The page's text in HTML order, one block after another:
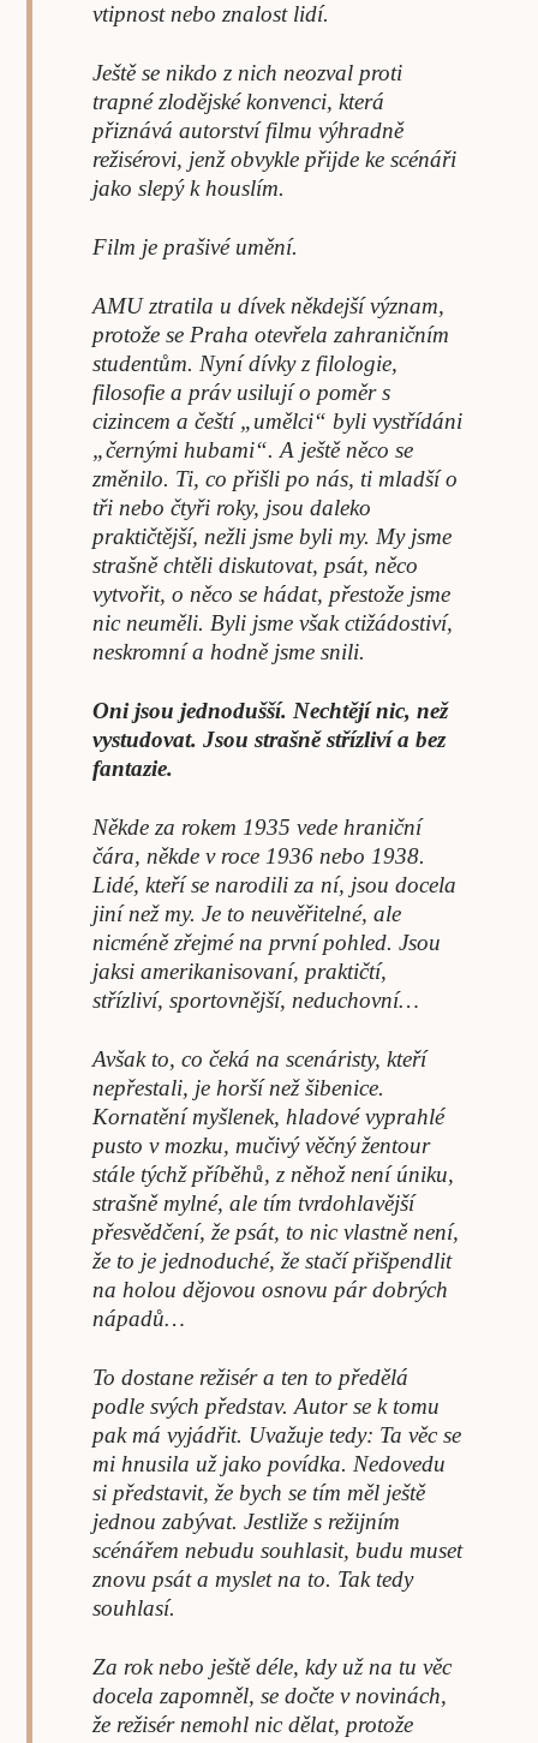
vtipnost nebo znalost lidí.
Ještě se nikdo z nich neozval proti
trapné zlodějské konvenci, která
přiznává autorství filmu výhradně
režisérovi, jenž obvykle přijde ke scénáři
jako slepý k houslím.
Film je prašivé umění.
AMU ztratila u dívek někdejší význam,
protože se Praha otevřela zahraničním
studentům. Nyní dívky z filologie,
filosofie a práv usilují o poměr s
cizincem a čeští „umělci“ byli vystřídáni
„černými hubami“. A ještě něco se
změnilo. Ti, co přišli po nás, ti mladší o
tři nebo čtyři roky, jsou daleko
praktičtější, nežli jsme byli my. My jsme
strašně chtěli diskutovat, psát, něco
vytvořit, o něco se hádat, přestože jsme
nic neuměli. Byli jsme však ctižádostiví,
neskromní a hodně jsme snili.
Oni jsou jednodušší. Nechtějí nic, než
vystudovat. Jsou strašně střízliví a bez
fantazie.
Někde za rokem 1935 vede hraniční
čára, někde v roce 1936 nebo 1938.
Lidé, kteří se narodili za ní, jsou docela
jiní než my. Je to neuvěřitelné, ale
nicméně zřejmé na první pohled. Jsou
jaksi amerikanisovaní, praktičtí,
střízliví, sportovnější, neduchovní…
Avšak to, co čeká na scenáristy, kteří
nepřestali, je horší než šibenice.
Kornatění myšlenek, hladové vyprahlé
pusto v mozku, mučivý věčný žentour
stále týchž příběhů, z něhož není úniku,
strašně mylné, ale tím tvrdohlavější
přesvědčení, že psát, to nic vlastně není,
že to je jednoduché, že stačí přišpendlit
na holou dějovou osnovu pár dobrých
nápadů…
To dostane režisér a ten to předělá
podle svých představ. Autor se k tomu
pak má vyjádřit. Uvažuje tedy: Ta věc se
mi hnusila už jako povídka. Nedovedu
si představit, že bych se tím měl ještě
jednou zabývat. Jestliže s režijním
scénářem nebudu souhlasit, budu muset
znovu psát a myslet na to. Tak tedy
souhlasí.
Za rok nebo ještě déle, kdy už na tu věc
docela zapomněl, se dočte v novinách,
že režisér nemohl nic dělat, protože